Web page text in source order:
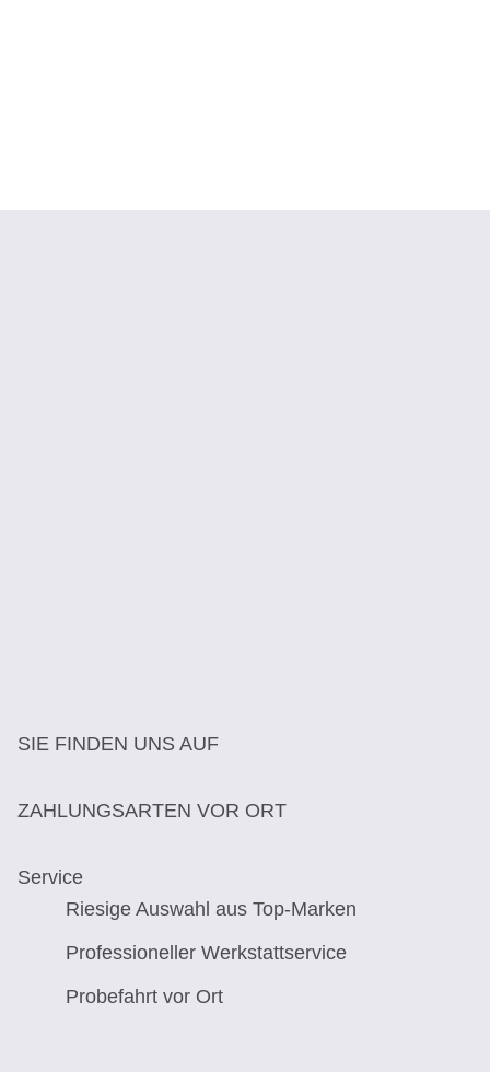
SIE FINDEN UNS AUF
ZAHLUNGSARTEN VOR ORT
Service
Riesige Auswahl aus Top-Marken
Professioneller Werkstattservice
Probefahrt vor Ort